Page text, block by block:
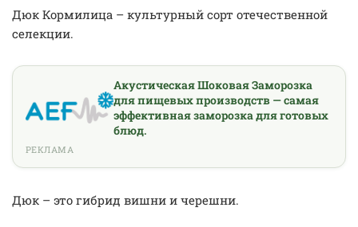
Дюк Кормилица – культурный сорт отечественной
селекции.
Акустическая Шоковая Заморозка
для пищевых производств — самая
эффективная заморозка для готовых
блюд.
РЕКЛАМА
Дюк – это гибрид вишни и черешни.